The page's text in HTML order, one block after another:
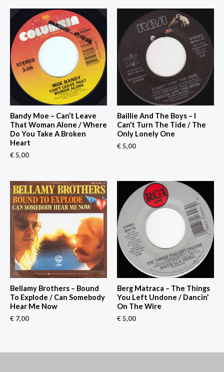
Bandy Moe – Can’t Leave
That Woman Alone / Where
Do You Take A Broken
Heart
€5,00
Baillie And The Boys – I
Can’t Turn The Tide / The
Only Lonely One
€5,00
Bellamy Brothers – Bound
To Explode / Can Somebody
Hear Me Now
€ 7,00
Berg Matraca – The Things
You Left Undone / Dancin’
On The Wire
€5,00